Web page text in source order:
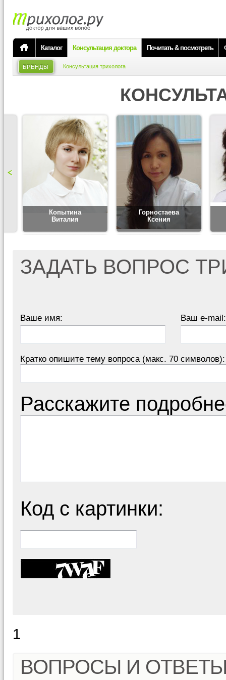
Каталог Консультация доктора Почитать & посмотреть
БРЕНДЫ Консультация трихолога
Копытина
Виталия
Горностаева
Ксения
ЗАДАТЬ ВОПРОС
Ваше имя: Ваш e-mail:
Кратко опишите тему вопроса (макс. 70 символов):
Расскажите
Код с картинки:
1
ВОПРОСЫ И